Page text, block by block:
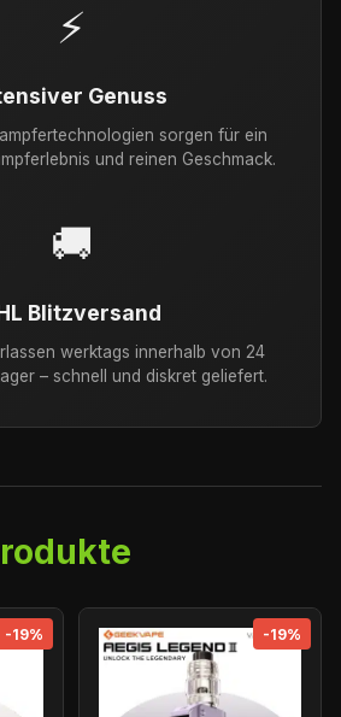
⚡
Genuss
sorgen für ein
und reinen Geschmack.
🚚
Blitzversand
werktags innerhalb von 24
– schnell und diskret geliefert.
-19% -19%